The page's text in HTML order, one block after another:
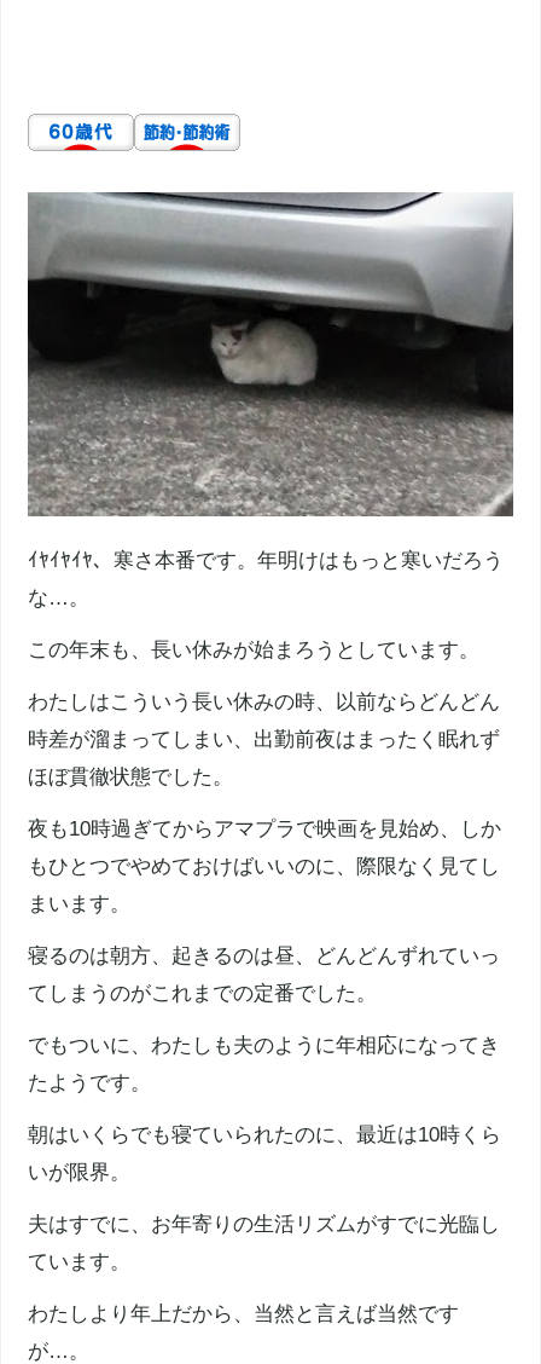
ｲﾔｲﾔｲﾔ、寒さ本番です。年明けはもっと寒いだろう
な…。
この年末も、長い休みが始まろうとしています。
わたしはこういう長い休みの時、以前ならどんどん
時差が溜まってしまい、出勤前夜はまったく眠れず
ほぼ貫徹状態でした。
夜も10時過ぎてからアマプラで映画を見始め、しか
もひとつでやめておけばいいのに、際限なく見てし
まいます。
寝るのは朝方、起きるのは昼、どんどんずれていっ
てしまうのがこれまでの定番でした。
でもついに、わたしも夫のように年相応になってき
たようです。
朝はいくらでも寝ていられたのに、最近は10時くら
いが限界。
夫はすでに、お年寄りの生活リズムがすでに光臨し
ています。
わたしより年上だから、当然と言えば当然です
が…。